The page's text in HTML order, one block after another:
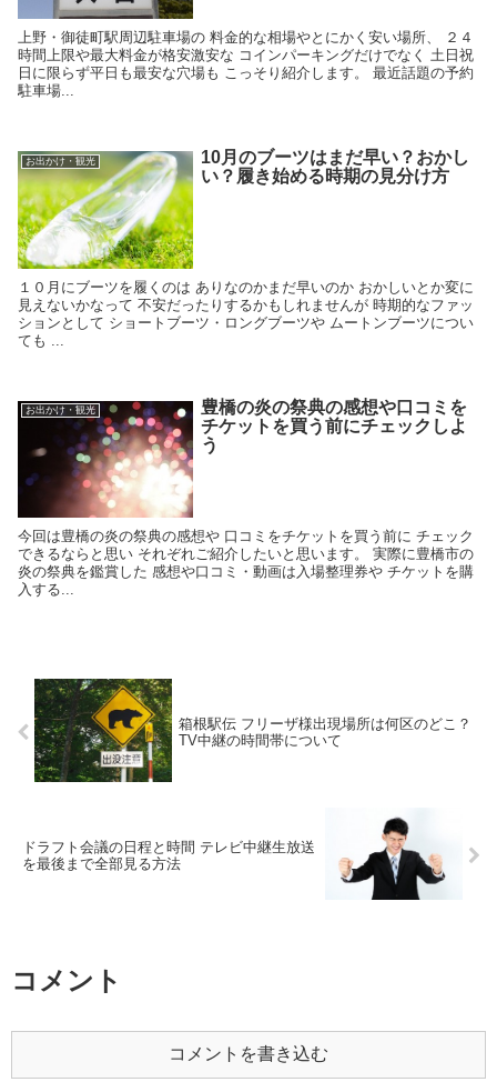
上野・御徒町駅周辺駐車場の 料金的な相場やとにかく安い場所、 ２４
時間上限や最大料金が格安激安な コインパーキングだけでなく 土日祝
日に限らず平日も最安な穴場も こっそり紹介します。 最近話題の予約
駐車場...
お出かけ・観光
10月のブーツはまだ早い？おかし
い？履き始める時期の見分け方
１０月にブーツを履くのは ありなのかまだ早いのか おかしいとか変に
見えないかなって 不安だったりするかもしれませんが 時期的なファッ
ションとして ショートブーツ・ロングブーツや ムートンブーツについ
ても ...
お出かけ・観光
豊橋の炎の祭典の感想や口コミを
チケットを買う前にチェックしよ
う
今回は豊橋の炎の祭典の感想や 口コミをチケットを買う前に チェック
できるならと思い それぞれご紹介したいと思います。 実際に豊橋市の
炎の祭典を鑑賞した 感想や口コミ・動画は入場整理券や チケットを購
入する...
箱根駅伝 フリーザ様出現場所は何区のどこ？
TV中継の時間帯について
ドラフト会議の日程と時間 テレビ中継生放送
を最後まで全部見る方法
コメント
コメントを書き込む